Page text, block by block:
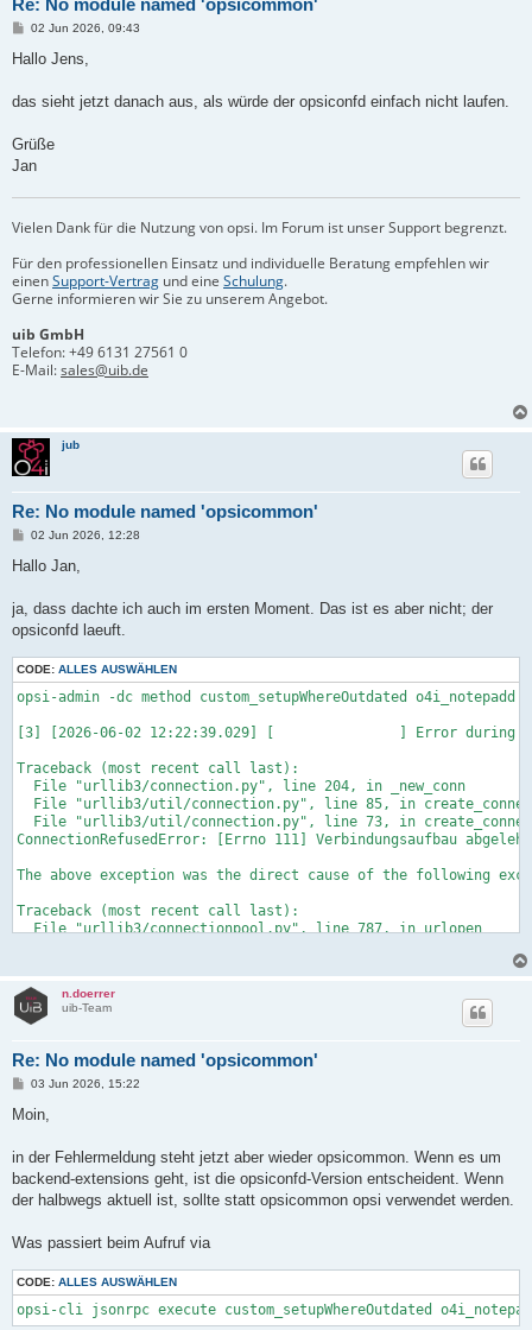
Re: No module named 'opsicommon'
B
i
a
02 Jun 2026, 09:43
Hallo Jens,
das sieht jetzt danach aus, als würde der opsiconfd einfach nicht laufen.
Grüße
Jan
Vielen Dank für die Nutzung von opsi. Im Forum ist unser Support begrenzt.
Für den professionellen Einsatz und individuelle Beratung empfehlen wir
einenSupport-Vertrag und eine Schulung.
Gerne informieren wir Sie zu unserem Angebot.
uib GmbH
Telefon:+49 6131 27561 0
E-Mail:sales@uib.de
jub
Re: No module named 'opsicommon'
B
i
g
02 Jun 2026, 12:28
Hallo Jan,
ja, dass dachte ich auch im ersten Moment. Das ist es aber nicht; der
opsiconfd laeuft.
CODE: ALLES AUSWÄHLEN
opsi-admin -dc method custom_setupWhereOutdated
[3] [2026-06-02 12:22:39.029] [               ] Error during
Traceback (most recent call last):
  File "urllib3/connection.py", line 204, in _new_conn
File "urllib3/util/connection.py", line 85, in
File "urllib3/util/connection.py", line 73, in
ConnectionRefusedError: [Errno 111] Verbindungsaufbau
The above exception was the direct cause of the following
Traceback (most recent call last):
  File "urllib3/connectionpool.py", line 787, in urlopen
  File "urllib3/connectionpool.py", line 464, in _make_request
File "urllib3/connectionpool.py", line 1093, in
  File "urllib3/connection.py", line 759, in connect
  File "urllib3/connection.py", line 219, in _new_conn
The above exception was the direct cause of the following
Traceback (most recent call last):
  File "requests/adapters.py", line 645, in send
  File "urllib3/util/retry.py", line 535, in increment
urllib3.exceptions.MaxRetryError:
During handling of the above exception, another exception
Traceback (most recent call last):
File "opsicommon/client/opsiservice.py", line 1349, in
  File "requests/sessions.py", line 592, in request
  File "requests/sessions.py", line 706, in send
  File "requests/adapters.py", line 678, in send
n.doerrer
uib-Team
Re: No module named 'opsicommon'
B
i
a
03 Jun 2026, 15:22
Moin,
in der Fehlermeldung steht jetzt aber wieder opsicommon. Wenn es um
backend-extensions geht, ist die opsiconfd-Version entscheident. Wenn
der halbwegs aktuell ist, sollte statt opsicommon opsi verwendet werden.
Was passiert beim Aufruf via
CODE: ALLES AUSWÄHLEN
opsi-cli jsonrpc execute custom_setupWhereOutdated